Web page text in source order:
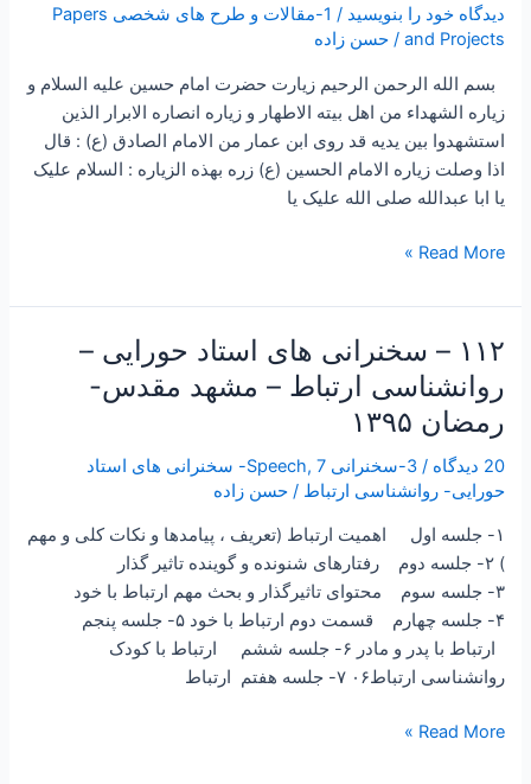
دیدگاه‌ خود را بنویسید /
1-مقالات و طرح های شخصی Papers
and Projects
/حسن زاده
بسم الله الرحمن الرحیم زیارت حضرت امام حسین علیه السلام و
زیاره الشهداء من اهل بیته الاطهار و زیاره انصاره الابرار الذین
استشهدوا بین یدیه قد روی ابن عمار من الامام الصادق (ع) : قال
اذا وصلت زیاره الامام الحسین (ع) زره بهذه الزیاره : السلام علیک
یا ابا عبدالله صلی الله علیک یا
امام
حسین(ع)
اسامی
شهدای
کربلا
بنقل
حضرت
Read More »
۱۱۲ – سخنرانی های استاد حورایی –
روانشناسی ارتباط – مشهد مقدس-
رمضان ۱۳۹۵
20 دیدگاه /3-سخنرانی Speech ,
7- سخنرانی های استاد
حورایی- روانشناسی ارتباط /حسن زاده
۱- جلسه اول اهمیت ارتباط (تعریف ، پیامدها و نکات کلی و مهم
) ۲- جلسه دوم رفتارهای شنونده و گوینده تاثیر گذار
۳- جلسه سوم محتوای تاثیرگذار و بحث مهم ارتباط با خود
۴- جلسه چهارم قسمت دوم ارتباط با خود ۵- جلسه پنجم
ارتباط با پدر و مادر ۶- جلسه ششم ارتباط با کودک
روانشناسی ارتباط۰۶ ۷- جلسه هفتم ارتباط
۱۱۲
سخنرانی
های
استاد
حورایی
روانشناسی
ارتباط
–
مشهد
مقدس-
رمضان
Read More »